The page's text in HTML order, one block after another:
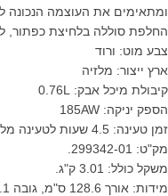
ומתאימים את העוצמה הנכונה
החלפת סוללה בלחיצת כפתור,
צבע מוט: ורוד
ארץ ייצור: מלזיה
קיבולת מיכל אבק: 0.76L
הספק יניקה: 185AW
זמן טעינה: 4.5 שעות לטעינה מלאה.
מק"ט: 299342-01.
משקל כולל: 3.01 ק"ג.
מידות: אורך 128.6 ס"מ, גובה 26.1 ס"מ, רוחב 25 ס"מ.